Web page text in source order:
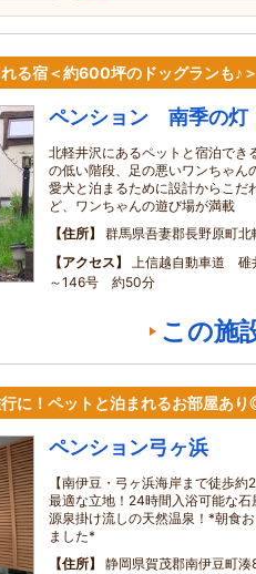
る宿＜約600坪のドッグランも♪
ペンション 南季の灯
北軽井沢にあるペットと宿泊でき
の低い階段、足の悪いワンちゃん
愛犬と泊まるために設計からこだ
ど、ワンちゃんの遊び場が満載
住所
群馬県吾妻郡長野原町
アクセス
上信越自動車道 碓
～146号 約50分
この施
に！ペットと泊まれるお部屋あ
ペンション弓ヶ浜
【南伊豆・弓ヶ浜海岸まで徒歩
最適な立地！24時間入浴可能な
源泉掛け流しの天然温泉！*朝食
ました*
住所
静岡県賀茂郡南伊豆町湊